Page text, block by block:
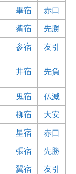
畢宿 赤口
觜宿 先勝
参宿 友引
井宿 先負
鬼宿 仏滅
柳宿 大安
星宿 赤口
張宿 先勝
翼宿 友引